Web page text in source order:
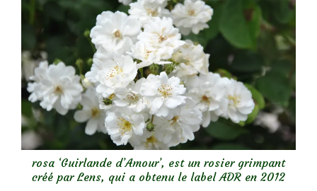
rosa ‘Guirlande d’Amour’, est un rosier grimpant
créé par Lens, qui a obtenu le label ADR en 2012